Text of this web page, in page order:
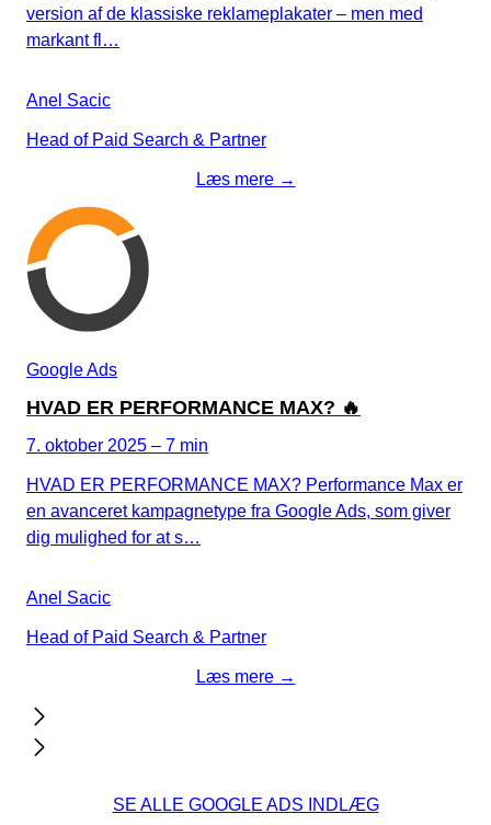
version af de klassiske reklameplakater – men med
markant fl…
Anel Sacic
Head of Paid Search & Partner
Læs mere →
Google Ads
HVAD ER PERFORMANCE MAX? 🔥
7. oktober 2025 – 7 min
HVAD ER PERFORMANCE MAX? Performance Max er
en avanceret kampagnetype fra Google Ads, som giver
dig mulighed for at s…
Anel Sacic
Head of Paid Search & Partner
Læs mere →
SE ALLE GOOGLE ADS INDLÆG